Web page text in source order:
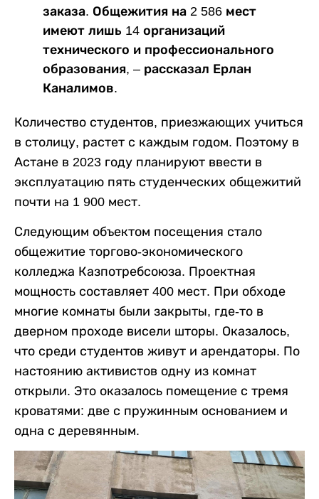
заказа. Общежития на 2 586 мест
имеют лишь 14 организаций
технического и профессионального
образования, – рассказал Ерлан
Каналимов.
Количество студентов, приезжающих учиться
в столицу, растет с каждым годом. Поэтому в
Астане в 2023 году планируют ввести в
эксплуатацию пять студенческих общежитий
почти на 1 900 мест.
Следующим объектом посещения стало
общежитие торгово-экономического
колледжа Казпотребсоюза. Проектная
мощность составляет 400 мест. При обходе
многие комнаты были закрыты, где-то в
дверном проходе висели шторы. Оказалось,
что среди студентов живут и арендаторы. По
настоянию активистов одну из комнат
открыли. Это оказалось помещение с тремя
кроватями: две с пружинным основанием и
одна с деревянным.